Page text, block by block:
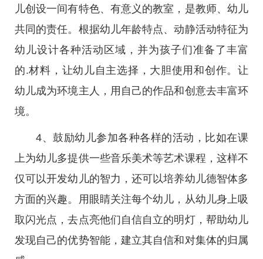
儿创设一间有特色、有意义的教室，是教师、幼儿
共同的责任。根据幼儿年龄特点、动静活动特征为
幼儿设计各种活动区域，并为孩子们准备了丰富
的.材料，让幼儿自主选择，大胆使用和创作。让
幼儿成为环境主人，用自己的作品和创意去丰富环
境。
4、鼓励幼儿参加各种各样的活动，比如在课
上为幼儿多提供一些音乐美术等艺术课程，这样不
仅可以开发幼儿的智力，还可以培养幼儿德智体多
方面的兴趣。用眼睛关注每个幼儿，从幼儿身上吸
取闪光点，去点亮他们自信自立的明灯，帮助幼儿
发现自己的优势智能，建立其自信和对集体的归属